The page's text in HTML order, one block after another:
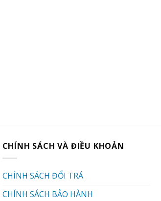
CHÍNH SÁCH VÀ ĐIỀU KHOẢN
CHÍNH SÁCH ĐỔI TRẢ
CHÍNH SÁCH BẢO HÀNH